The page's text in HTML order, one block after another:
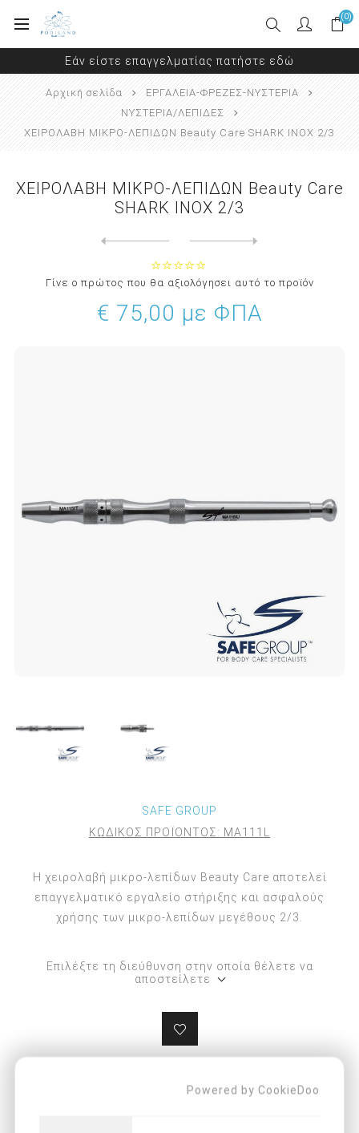
(0)
Εάν είστε επαγγελματίας πατήστε εδώ
Αρχική σελίδα
ΕΡΓΑΛΕΙΑ-ΦΡΕΖΕΣ-ΝΥΣΤΕΡΙΑ
ΝΥΣΤΕΡΙΑ/ΛΕΠΙΔΕΣ
ΧΕΙΡΟΛΑΒΗ ΜΙΚΡΟ-ΛΕΠΙΔΩΝ Beauty Care SHARK INOX 2/3
ΧΕΙΡΟΛΑΒΗ ΜΙΚΡΟ-ΛΕΠΙΔΩΝ Beauty Care
SHARK INOX 2/3
Γίνε ο πρώτος που θα αξιολόγησει αυτό το προϊόν
€ 75,00 με ΦΠΑ
SAFE GROUP
ΚΩΔΙΚΟΣ ΠΡΟΪΟΝΤΟΣ: MA111L
Η χειρολαβή μικρο-λεπίδων Beauty Care αποτελεί
επαγγελματικό εργαλείο στήριξης και ασφαλούς
χρήσης των μικρο-λεπίδων μεγέθους 2/3.
Επιλέξτε τη διεύθυνση στην οποία θέλετε να
αποστείλετε
Powered by CookieDoo